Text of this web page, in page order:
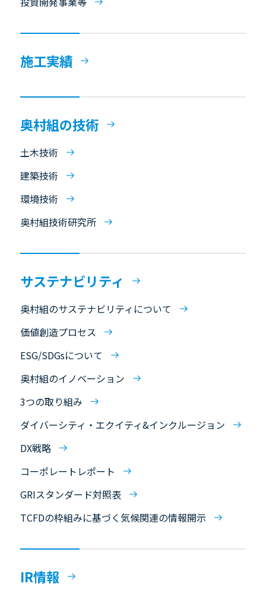
施工実績
奥村組の技術
土木技術
建築技術
環境技術
奥村組技術研究所
サステナビリティ
奥村組のサステナビリティについて
価値創造プロセス
ESG/SDGsについて
奥村組のイノベーション
3つの取り組み
ダイバーシティ・エクイティ&インクルージョン
DX戦略
コーポレートレポート
GRIスタンダード対照表
TCFDの枠組みに基づく気候関連の情報開示
IR情報